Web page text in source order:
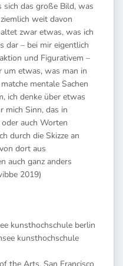
das große Bild, was
weit davon
zwar etwas, was ich
dar – bei mir eigentlich
und Figurativem –
um etwas, was man in
mentale Sachen
ich denke über etwas
mich Sinn, das in
auch Worten
durch die Skizze an
dort aus
auch ganz anders
2019)
kunsthochschule berlin
kunsthochschule